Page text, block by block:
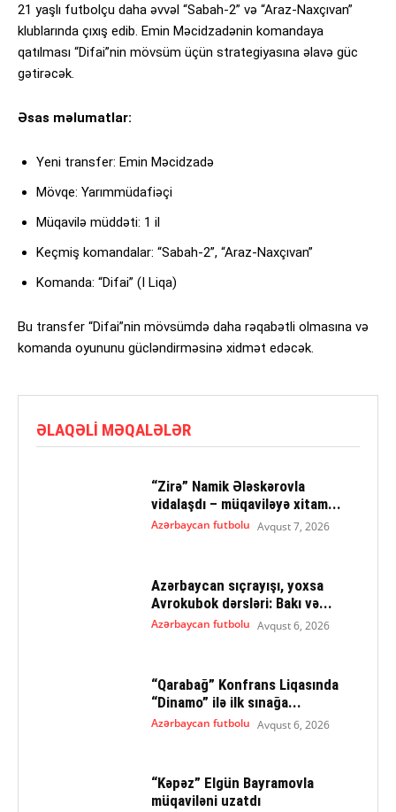
21 yaşlı futbolçu daha əvvəl “Sabah-2” və “Araz-Naxçıvan”
klublarında çıxış edib. Emin Məcidzadənin komandaya
qatılması “Difai”nin mövsüm üçün strategiyasına əlavə güc
gətirəcək.
Əsas məlumatlar:
Yeni transfer: Emin Məcidzadə
Mövqe: Yarımmüdafiəçi
Müqavilə müddəti: 1 il
Keçmiş komandalar: “Sabah-2”, “Araz-Naxçıvan”
Komanda: “Difai” (I Liqa)
Bu transfer “Difai”nin mövsümdə daha rəqabətli olmasına və
komanda oyununu gücləndirməsinə xidmət edəcək.
ƏLAQƏLI MƏQALƏLƏR
“Zirə” Namik Ələskərovla
vidalaşdı – müqaviləyə xitam...
Azərbaycan futbolu Avqust 7, 2026
Azərbaycan sıçrayışı, yoxsa
Avrokubok dərsləri: Bakı və...
Azərbaycan futbolu Avqust 6, 2026
“Qarabağ” Konfrans Liqasında
“Dinamo” ilə ilk sınağa...
Azərbaycan futbolu Avqust 6, 2026
“Kəpəz” Elgün Bayramovla
müqaviləni uzatdı